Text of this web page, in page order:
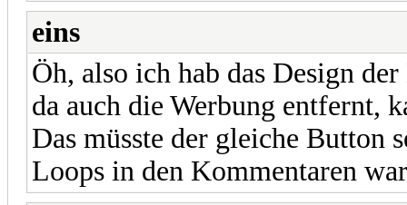
eins
Öh, also ich hab das Design
da auch die Werbung entfernt,
Das müsste der gleiche
Loops in den Kommentaren